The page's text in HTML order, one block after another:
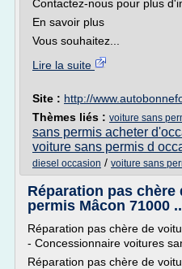
Contactez-nous pour plus
En savoir plus
Vous souhaitez...
Lire la suite
Site : http://
Thèmes liés : voiture sans
sans permis acheter
voiture sans permis d
diesel occasion / voiture sans
Réparation pas chère
permis Mâcon 71000
Réparation pas chère de
- Concessionnaire voitures
Réparation pas chère de